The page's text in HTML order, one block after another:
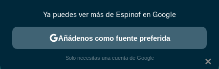
MENÚ NUEVO
ESTRENOS REALITY ANIME RANKINGS CINE ×
Ya puedes ver más de Espinof en Google
Añádenos como fuente preferida
Solo necesitas una cuenta de Google